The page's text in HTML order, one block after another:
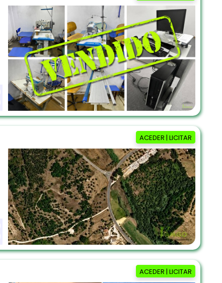
ACEDER | LICITAR
ACEDER | LICITAR